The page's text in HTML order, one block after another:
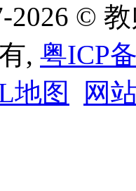
2026 ©
, 粤ICP
地图 网